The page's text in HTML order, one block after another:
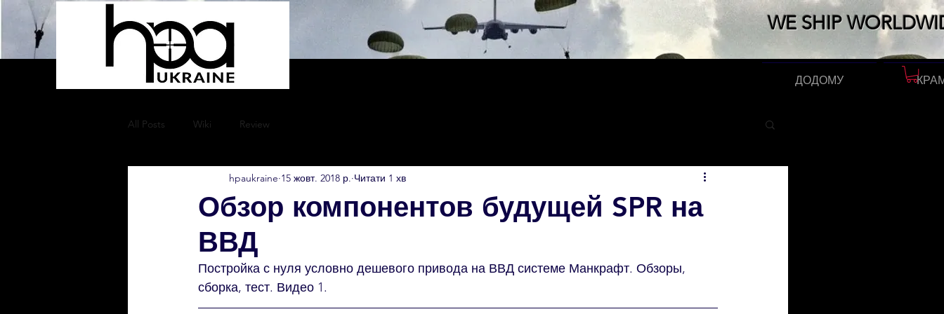
WE SHIP
ДОДОМУ
All Posts Wiki Review
Обзор компонентов будущей SPR на
ВВД
hpaukraine 15 жовт. 2018 р. Читати 1 хв
Постройка с нуля условно дешевого привода на ВВД системе Манкрафт. Обзоры,
сборка, тест. Видео 1.